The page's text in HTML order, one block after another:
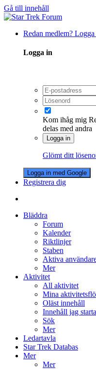
Gå till innehåll
Redan medlem?
Logga in
Kom ihåg mig
delas med andra
Logga in
Glömt ditt
Logga in med Google
Registrera dig
Bläddra
Forum
Kalender
Riktlinjer
Staben
Aktiva
Mer
Aktivitet
All aktivitet
Mina
Oläst innehåll
Innehåll jag
Sök
Mer
Ledartavla
Star Trek Databas
Mer
Mer